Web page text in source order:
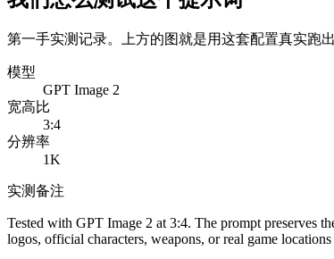
第一手实测记录。上方的图就是用这套配置真实跑出
模型
GPT Image 2
宽高比
3:4
分辨率
1K
实测备注
Tested with GPT Image 2 at 3:4. The prompt preserves
logos, official characters, weapons, or real game locations